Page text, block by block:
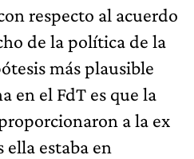
respecto al acuerdo
de la política de la
más plausible
en el FdT es que la
a la ex
estaba en